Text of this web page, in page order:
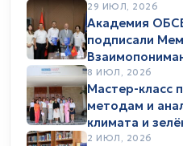
29 ИЮЛ, 2026
Академия
подписали
8 ИЮЛ, 2026
Мастер-класс
методам и
климата и
2 ИЮЛ, 2026